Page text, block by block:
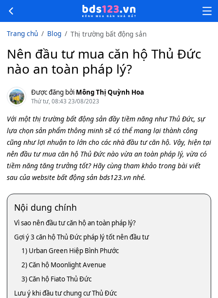
Trang chủ Blog Thị trường bất động sản
Nên đầu tư mua căn hộ Thủ Đức
nào an toàn pháp lý?
Được đăng bởi Mông Thị Quỳnh Hoa
Thứ tư, 08:43 23/08/2023
Với một thị trường bất động sản đầy tiềm năng như Thủ Đức, sự
lựa chọn sản phẩm thông minh sẽ có thể mang lại thành công
cũng như lợi nhuận to lớn cho các nhà đầu tư căn hộ. Vậy, hiện tại
nên đầu tư mua căn hộ Thủ Đức nào vừa an toàn pháp lý, vừa có
tiềm năng tăng trưởng tốt? Hãy cùng tham khảo trong bài viết
sau của website bất động sản bds123.vn nhé.
Nội dung chính
Vì sao nên đầu tư căn hộ an toàn pháp lý?
Gợi ý 3 căn hộ Thủ Đức pháp lý tốt nên đầu tư
1) Urban Green Hiệp Bình Phước
2) Căn hộ Moonlight Avenue
3) Căn hộ Fiato Thủ Đức
Lưu ý khi đầu tư chung cư Thủ Đức